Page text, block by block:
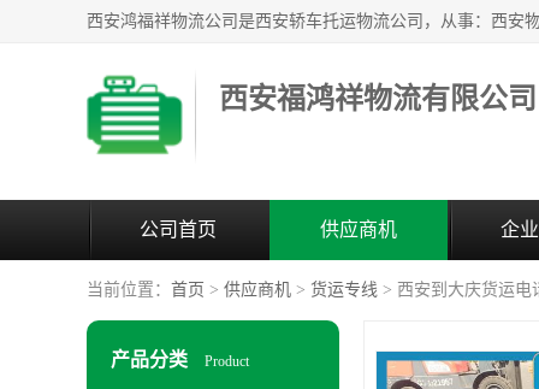
西安福鸿祥物流有限公司
公司首页 供应商机 企
当前位置： 首页 > 供应商机 > 货运专线 > 西安到大庆货运电
产品分类 Product